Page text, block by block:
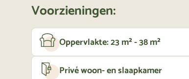
Voorzieningen:
Oppervlakte: 23 m² - 38 m²
Privé woon- en slaapkamer